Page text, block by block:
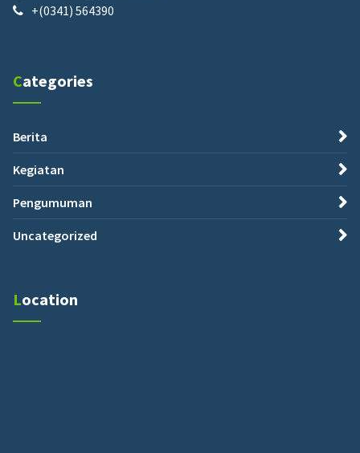
+(0341) 564390
Categories
Berita
Kegiatan
Pengumuman
Uncategorized
Location